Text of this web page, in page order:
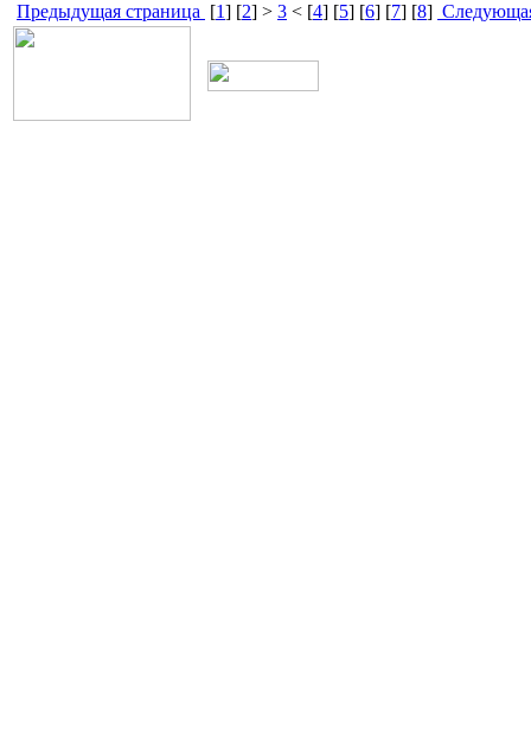
Предыдущая страница [1] [2] > 3 < [4] [5] [6] [7] [8]